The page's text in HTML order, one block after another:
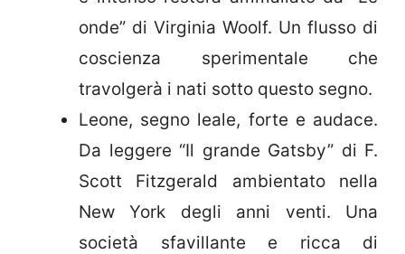
onde” di Virginia Woolf. Un flusso di
coscienza sperimentale che
travolgerà i nati sotto questo segno.
Leone, segno leale, forte e audace.
Da leggere “Il grande Gatsby” di F.
Scott Fitzgerald ambientato nella
New York degli anni venti. Una
società sfavillante e ricca di